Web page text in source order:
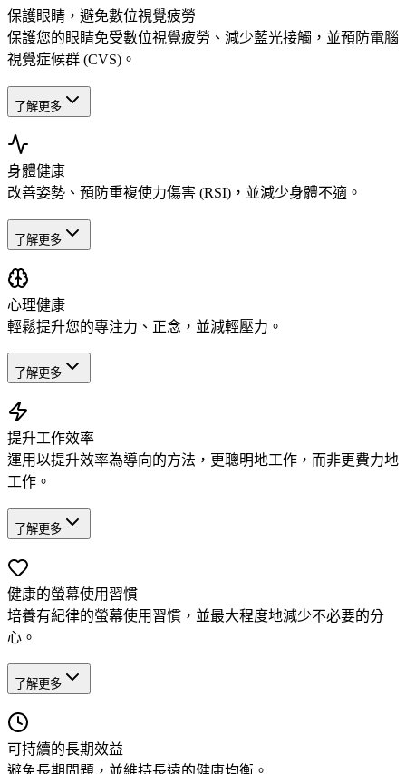
保護眼睛，避免數位視覺疲勞
保護您的眼睛免受數位視覺疲勞、減少藍光接觸，並預防電腦
視覺症候群 (CVS)。
了解更多
身體健康
改善姿勢、預防重複使力傷害 (RSI)，並減少身體不適。
了解更多
心理健康
輕鬆提升您的專注力、正念，並減輕壓力。
了解更多
提升工作效率
運用以提升效率為導向的方法，更聰明地工作，而非更費力地
工作。
了解更多
健康的螢幕使用習慣
培養有紀律的螢幕使用習慣，並最大程度地減少不必要的分
心。
了解更多
可持續的長期效益
避免長期問題，並維持長遠的健康均衡。